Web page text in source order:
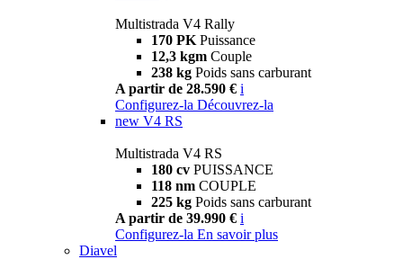
Multistrada V4 Rally
170 PK Puissance
12,3 kgm Couple
238 kg Poids sans carburant
A partir de 28.590 € i
Configurez-la Découvrez-la
new V4 RS
Multistrada V4 RS
180 cv PUISSANCE
118 nm COUPLE
225 kg Poids sans carburant
A partir de 39.990 € i
Configurez-la En savoir plus
Diavel